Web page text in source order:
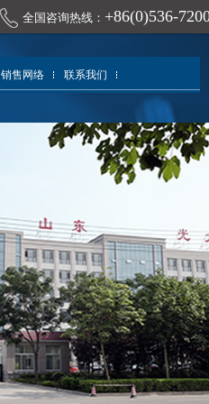
全国咨询热线： +86(0)536-
销售网络 联系我们